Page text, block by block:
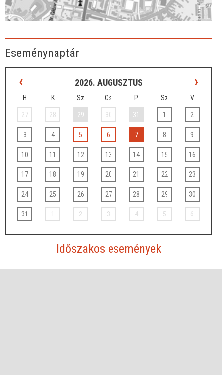
Eseménynaptár
‹ 2026. AUGUSZTUS ›
H K Sz Cs P Sz V
27 28 29 30 31 1 2
3 4 5 6 7 8 9
10 11 12 13 14 15 16
17 18 19 20 21 22 23
24 25 26 27 28 29 30
31 1 2 3 4 5 6
Időszakos események